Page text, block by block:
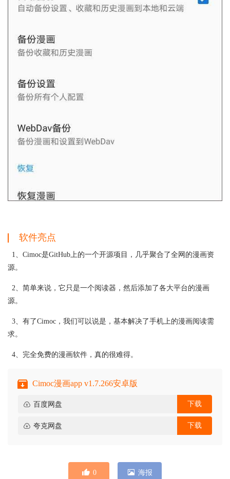
软件亮点
1、Cimoc是GitHub上的一个开源项目，几乎聚合了全网的漫画资
源。
2、简单来说，它只是一个阅读器，然后添加了各大平台的漫画
源。
3、有了Cimoc，我们可以说是，基本解决了手机上的漫画阅读需
求。
4、完全免费的漫画软件，真的很难得。
Cimoc漫画app v1.7.266安卓版
百度网盘 下载
夸克网盘 下载
0 海报